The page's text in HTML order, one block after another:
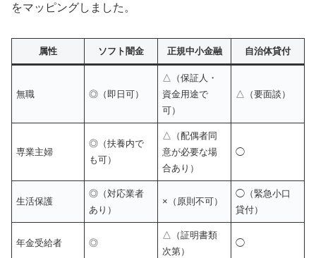
をマッピングしました。
属性 ソフト闇金 正規中小金融 自治体貸付
無職 ◎（即日可）
△（保証人・
資金用途で
可）
△（要面談）
専業主婦
◎（扶養内で
も可）
△（配偶者同
意が必要な場
合あり）
◯
生活保護
◎（対応業者
あり）
×（原則不可）
◯（緊急小口
貸付）
年金受給者 ◎
△（証明書類
次第）
◯